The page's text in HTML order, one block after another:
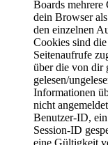
Boards mehrere
dein Browser
den einzelnen
Cookies sind
Seitenaufrufe
über die von dir
gelesen/
Informationen
nicht
Benutzer-ID,
Session-ID
eine Gültigkeit